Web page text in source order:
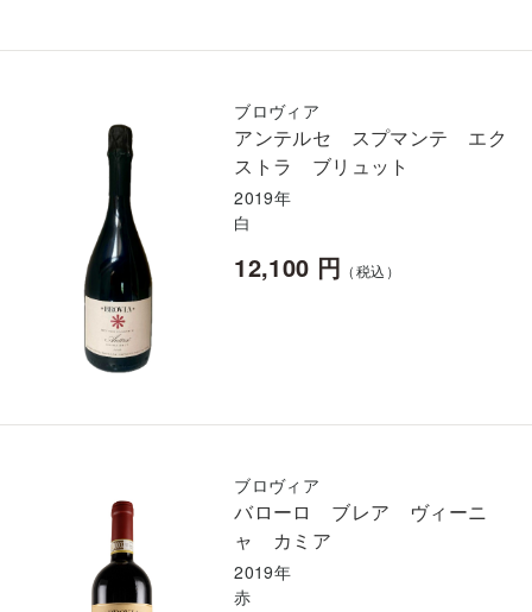
ブロヴィア
アンテルセ スプマンテ エク
ストラ ブリュット
2019年
白
12,100 円 （税込）
ブロヴィア
バローロ ブレア ヴィーニ
ャ カミア
2019年
赤